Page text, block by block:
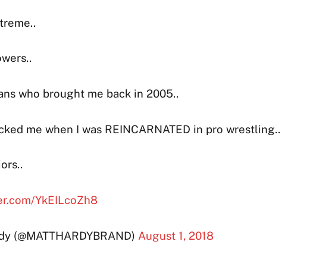
who brought me back in 2005..
me when I was REINCARNATED in pro wrestling..
YkEILcoZh8
(@MATTHARDYBRAND) August 1, 2018